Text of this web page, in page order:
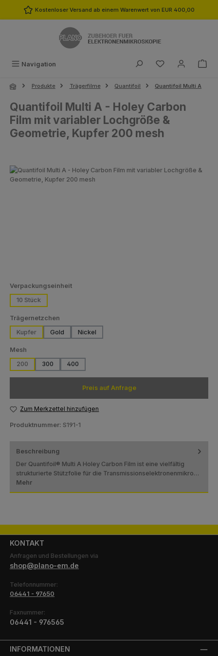
Zum Hauptinhalt springen
Kostenloser Versand ab einem Warenwert von EUR 400,00
Navigation Du hast 0
Produkte Trägerfilme Quantifoil Quantifoil Multi A
Quantifoil Multi A - Holey Carbon
Film mit variabler Lochgröße &
Geometrie, Kupfer 200 mesh
Bildergalerie überspringen
Verpackungseinheitauswählen
10 Stück
Trägernetzchen
Kupfer
Gold Nickel
Mesh
200
300 400
Preis auf Anfrage
Zum Merkzettel hinzufügen
Produktnummer: S191-1
Beschreibung
Der Quantifoil® Multi A Holey Carbon Film ist eine vielfältig
strukturierte Stützfolie für die Transmissionselektronenmikro…
Mehr
KONTAKT
Anfragen und Bestellungen via
shop@plano-em.de
Telefonnummer:
06441 - 97650
Faxnummer:
06441 - 976565
INFORMATIONEN